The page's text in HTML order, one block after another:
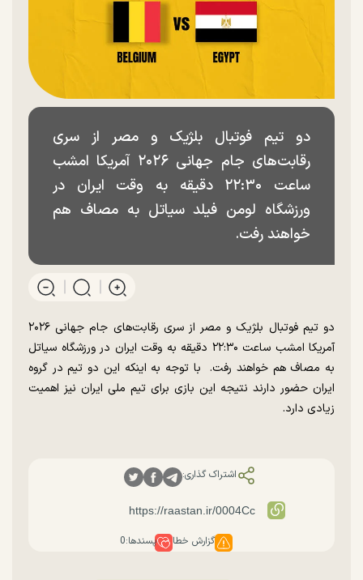
دو تیم فوتبال بلژیک و مصر از سری
رقابت‌های جام جهانی ۲۰۲۶ آمریکا امشب
ساعت ۲۲:۳۰ دقیقه به وقت ایران در
ورزشگاه لومن فیلد سیاتل به مصاف هم
خواهند رفت.
دو تیم فوتبال بلژیک و مصر از سری رقابت‌های جام جهانی ۲۰۲۶
آمریکا امشب ساعت ۲۲:۳۰ دقیقه به وقت ایران در ورزشگاه سیاتل
به مصاف هم خواهند رفت. با توجه به اینکه این دو تیم در گروه
ایران حضور دارند نتیجه این بازی برای تیم ملی ایران نیز اهمیت
زیادی دارد.
اشتراک گذاری:
گزارش خطا پسندها:0